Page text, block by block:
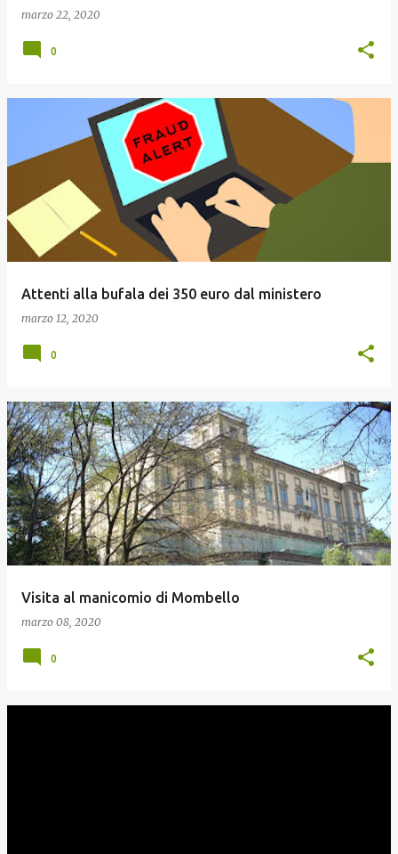
marzo 22, 2020
0
Attenti alla bufala dei 350 euro dal ministero
marzo 12, 2020
0
Visita al manicomio di Mombello
marzo 08, 2020
0